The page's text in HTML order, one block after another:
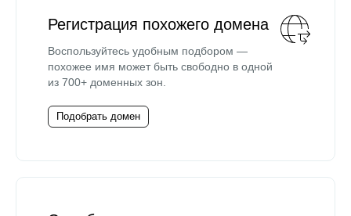
Регистрация похожего домена
Воспользуйтесь удобным подбором —
похожее имя может быть свободно в одной
из 700+ доменных зон.
Подобрать домен